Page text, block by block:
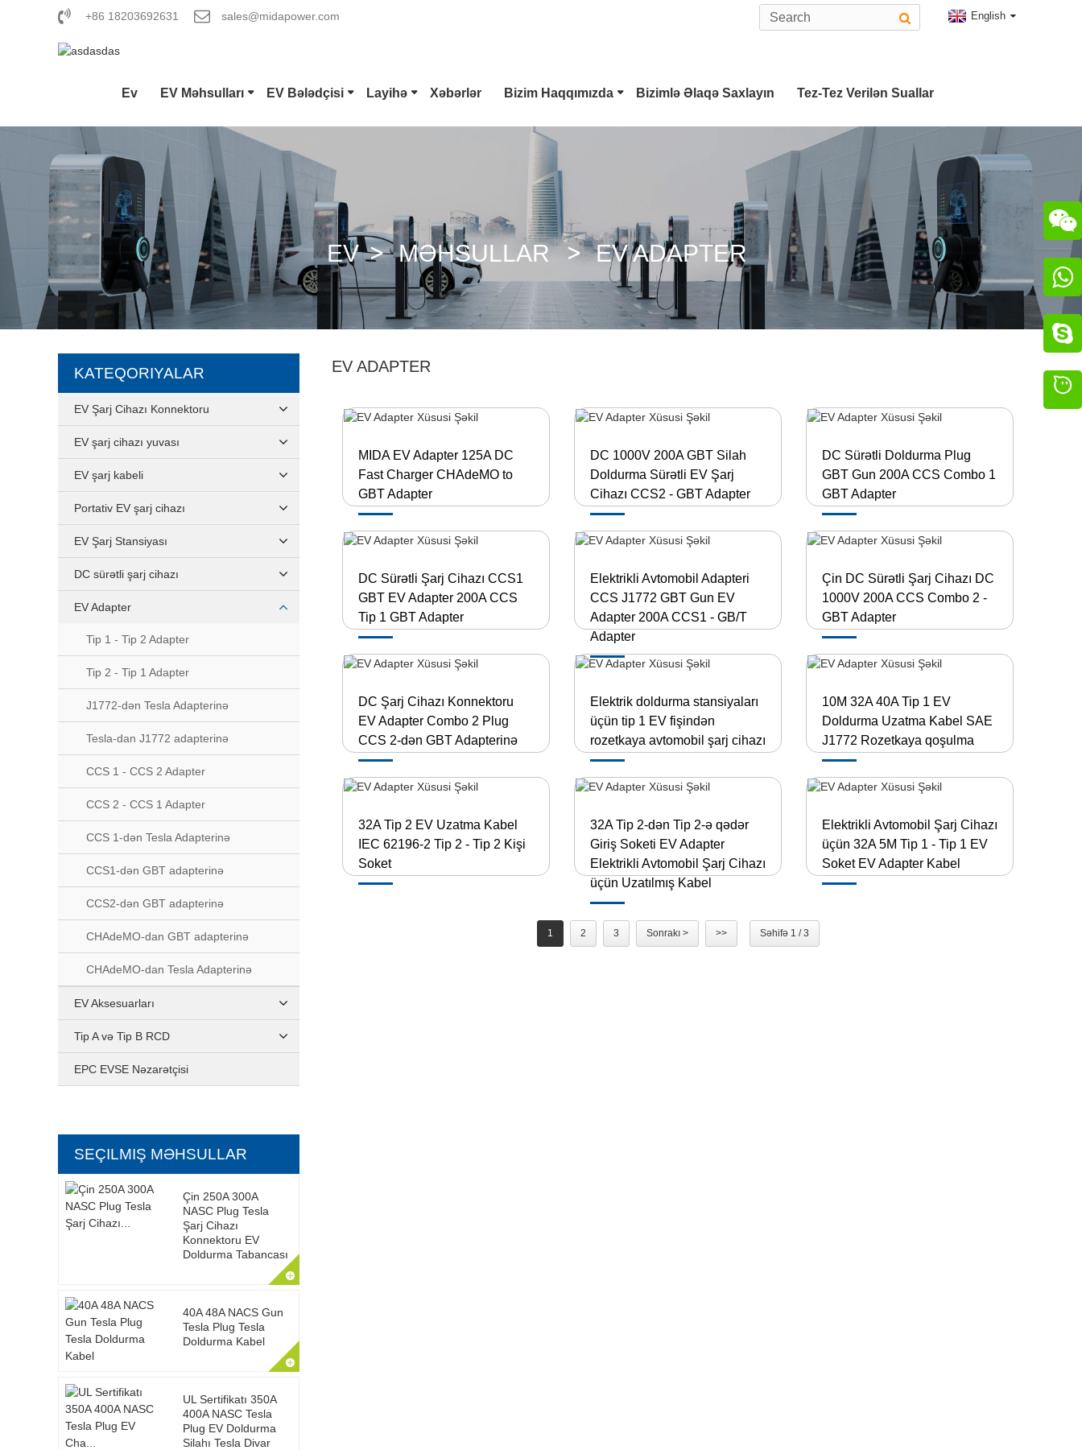
+86 18203692631 sales@midapower.com English
Ev EV Məhsulları
CCS Combo 1 Plug CCS Combo 2 Plug
GB/T DC Silahı ChaoJi Bağlayıcı
EV Bələdçisi Layihə Xəbərlər Bizim Haqqımızda Bizimlə Əlaqə Saxlayın Tez-Tez Verilən Suallar
EV MƏHSULLAR EV ADAPTER
KATEQORIYALAR
EV Şarj Cihazı Konnektoru
EV şarj cihazı yuvası
EV şarj kabeli
Portativ EV şarj cihazı
EV Şarj Stansiyası
DC sürətli şarj cihazı
EV Adapter
Tip 1 - Tip 2 Adapter
Tip 2 - Tip 1 Adapter
J1772-dən Tesla Adapterinə
Tesla-dan J1772 adapterinə
CCS 1 - CCS 2 Adapter
CCS 2 - CCS 1 Adapter
CCS 1-dən Tesla Adapterinə
CCS1-dən GBT adapterinə
CCS2-dən GBT adapterinə
CHAdeMO-dan GBT adapterinə
CHAdeMO-dan Tesla Adapterinə
EV Aksesuarları
Tip A və Tip B RCD
EPC EVSE Nəzarətçisi
SEÇILMIŞ MƏHSULLAR
Çin 250A 300A
NASC Plug Tesla
Şarj Cihazı
Konnektoru EV
Doldurma Tabancası
40A 48A NACS Gun
Tesla Plug Tesla
Doldurma Kabel
UL Sertifikatı 350A
400A NASC Tesla
Plug EV Doldurma
Silahı Tesla Divar
EV ADAPTER
MIDA EV Adapter 125A DC
Fast Charger CHAdeMO to
GBT Adapter
DC 1000V 200A GBT Silah
Doldurma Sürətli EV Şarj
Cihazı CCS2 - GBT Adapter
DC Sürətli Doldurma Plug
GBT Gun 200A CCS Combo 1
GBT Adapter
DC Sürətli Şarj Cihazı CCS1
GBT EV Adapter 200A CCS
Tip 1 GBT Adapter
Elektrikli Avtomobil Adapteri
CCS J1772 GBT Gun EV
Adapter 200A CCS1 - GB/T
Adapter
Çin DC Sürətli Şarj Cihazı DC
1000V 200A CCS Combo 2 -
GBT Adapter
DC Şarj Cihazı Konnektoru
EV Adapter Combo 2 Plug
CCS 2-dən GBT Adapterinə
Elektrik doldurma stansiyaları
üçün tip 1 EV fişindən
rozetkaya avtomobil şarj cihazı
10M 32A 40A Tip 1 EV
Doldurma Uzatma Kabel SAE
J1772 Rozetkaya qoşulma
32A Tip 2 EV Uzatma Kabel
IEC 62196-2 Tip 2 - Tip 2 Kişi
Soket
32A Tip 2-dən Tip 2-ə qədər
Giriş Soketi EV Adapter
Elektrikli Avtomobil Şarj Cihazı
üçün Uzatılmış Kabel
Elektrikli Avtomobil Şarj Cihazı
üçün 32A 5M Tip 1 - Tip 1 EV
Soket EV Adapter Kabel
1 2 3 Sonrakı > >> Səhifə 1 / 3


